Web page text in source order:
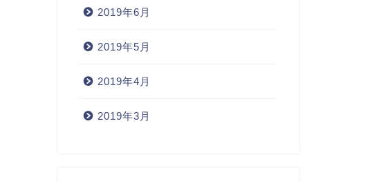
2019年6月
2019年5月
2019年4月
2019年3月